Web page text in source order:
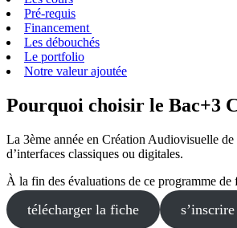
Pré-requis
Financement
Les débouchés
Le portfolio
Notre valeur ajoutée
Pourquoi choisir le Bac+3
La 3ème année en Création Audiovisuelle
d’interfaces classiques ou digitales.
À la fin des évaluations de ce programme
télécharger la fiche s’inscrire